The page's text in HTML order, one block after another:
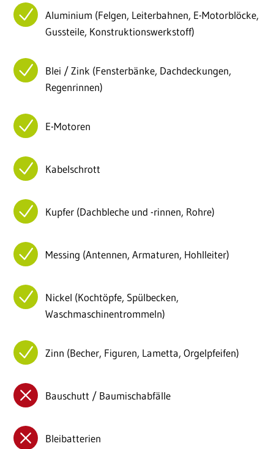
Aluminium (Felgen, Leiterbahnen, E-Motorblöcke,
Gussteile, Konstruktionswerkstoff)
Blei / Zink (Fensterbänke, Dachdeckungen,
Regenrinnen)
E-Motoren
Kabelschrott
Kupfer (Dachbleche und -rinnen, Rohre)
Messing (Antennen, Armaturen, Hohlleiter)
Nickel (Kochtöpfe, Spülbecken,
Waschmaschinentrommeln)
Zinn (Becher, Figuren, Lametta, Orgelpfeifen)
Bauschutt / Baumischabfälle
Bleibatterien